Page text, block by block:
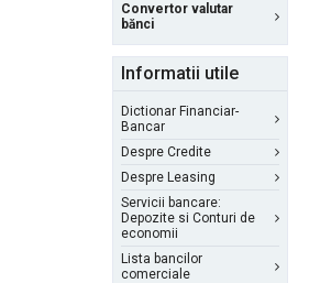
Convertor valutar
bănci
Informatii utile
Dictionar Financiar-
Bancar
Despre Credite
Despre Leasing
Servicii bancare:
Depozite si Conturi de
economii
Lista bancilor
comerciale